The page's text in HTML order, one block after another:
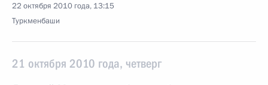
22 октября 2010 года, 13:15
Туркменбаши
21 октября 2010 года, четверг